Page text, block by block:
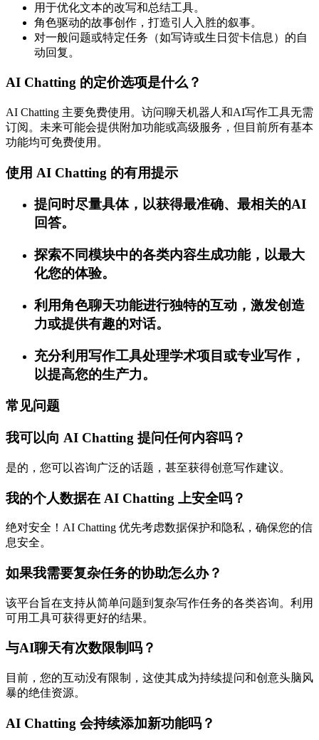
用于优化文本的改写和总结工具。
角色驱动的故事创作，打造引人入胜的叙事。
对一般问题或特定任务（如写诗或生日贺卡信息）的自
动回复。
AI Chatting 的定价选项是什么？
AI Chatting 主要免费使用。访问聊天机器人和AI写作工具无需
订阅。未来可能会提供附加功能或高级服务，但目前所有基本
功能均可免费使用。
使用 AI Chatting 的有用提示
提问时尽量具体，以获得最准确、最相关的AI
回答。
探索不同模块中的各类内容生成功能，以最大
化您的体验。
利用角色聊天功能进行独特的互动，激发创造
力或提供有趣的对话。
充分利用写作工具处理学术项目或专业写作，
以提高您的生产力。
常见问题
我可以向 AI Chatting 提问任何内容吗？
是的，您可以咨询广泛的话题，甚至获得创意写作建议。
我的个人数据在 AI Chatting 上安全吗？
绝对安全！AI Chatting 优先考虑数据保护和隐私，确保您的信
息安全。
如果我需要复杂任务的协助怎么办？
该平台旨在支持从简单问题到复杂写作任务的各类咨询。利用
可用工具可获得更好的结果。
与AI聊天有次数限制吗？
目前，您的互动没有限制，这使其成为持续提问和创意头脑风
暴的绝佳资源。
AI Chatting 会持续添加新功能吗？